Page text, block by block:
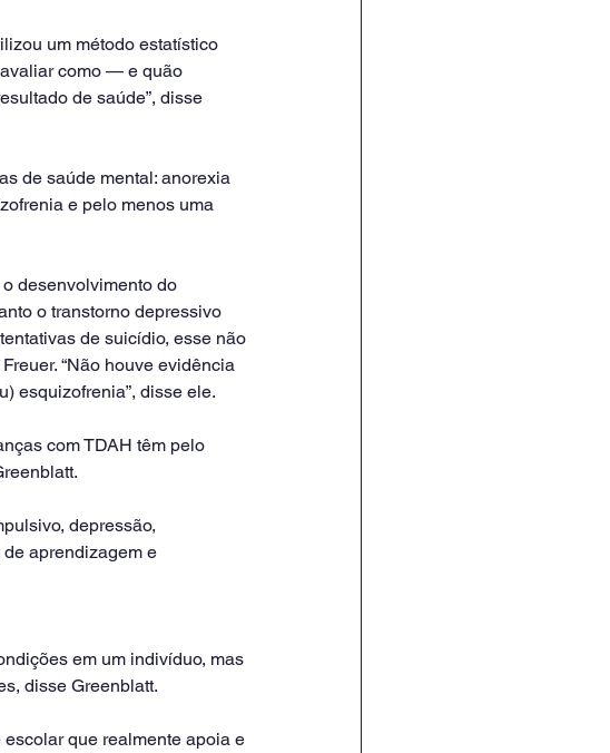
um método estatístico
como — e quão
de saúde”, disse
de saúde mental: anorexia
e pelo menos uma
desenvolvimento do
o transtorno depressivo
de suicídio, esse não
“Não houve evidência
esquizofrenia”, disse ele.
com TDAH têm pelo
depressão,
aprendizagem e
em um indivíduo, mas
disse Greenblatt.
escolar que realmente apoia e